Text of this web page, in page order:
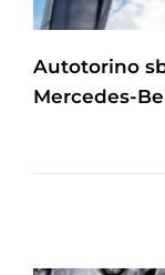
Autotorino
Mercedes-